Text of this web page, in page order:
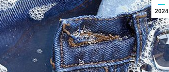
2024